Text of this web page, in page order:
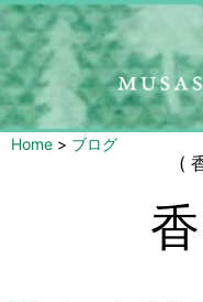
Home > ブログ
(